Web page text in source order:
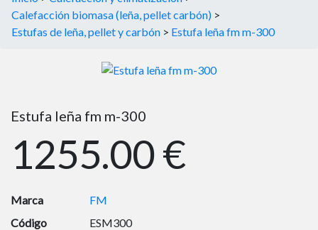
Calefacción biomasa (leña, pellet carbón) >
Estufas de leña, pellet y carbón > Estufa leña fm m-300
Estufa leña fm m-300
1255.00 €
Marca
FM
Código
ESM300